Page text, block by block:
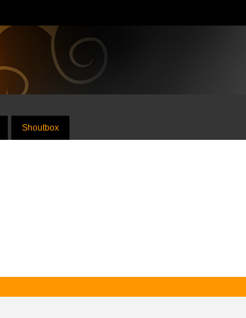
Shoutbox